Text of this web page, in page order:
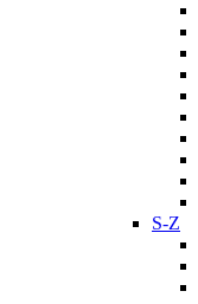
S-Z